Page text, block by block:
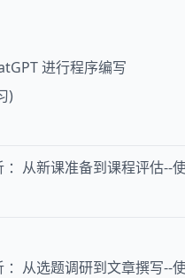
进行程序编写
)
：从新课准备到课程评估--
：从选题调研到文章撰写--